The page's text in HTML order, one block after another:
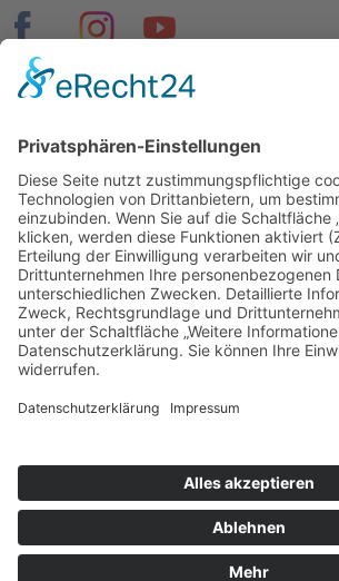
© 2026 ASB Hannover-Stadt
Datenschutz
Cookie-Einstellungen
Seiten speziell für Mitglieder und
MeinASB|OIMS|HiOrg-Server| RITA